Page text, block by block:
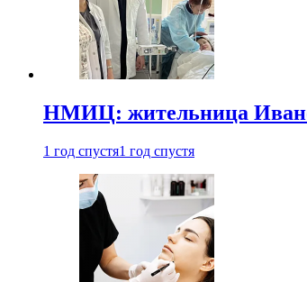
НМИЦ: жительница
1 год спустя1 год спустя